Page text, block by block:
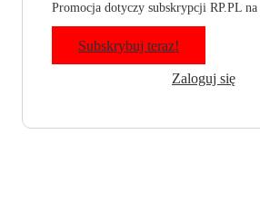
Promocja dotyczy subskrypcji RP.PL
Subskrybuj teraz!
Zaloguj się